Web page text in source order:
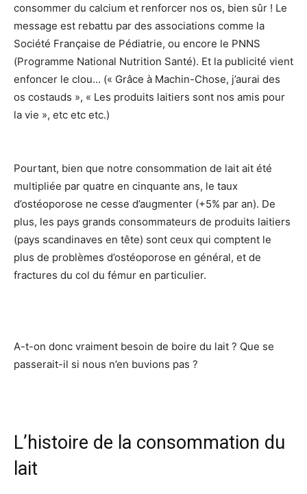
consommer du calcium et renforcer nos os, bien sûr ! Le
message est rebattu par des associations comme la
Société Française de Pédiatrie, ou encore le PNNS
(Programme National Nutrition Santé). Et la publicité vient
enfoncer le clou… (« Grâce à Machin-Chose, j’aurai des
os costauds », « Les produits laitiers sont nos amis pour
la vie », etc etc etc.)
Pourtant, bien que notre consommation de lait ait été
multipliée par quatre en cinquante ans, le taux
d’ostéoporose ne cesse d’augmenter (+5% par an). De
plus, les pays grands consommateurs de produits laitiers
(pays scandinaves en tête) sont ceux qui comptent le
plus de problèmes d’ostéoporose en général, et de
fractures du col du fémur en particulier.
A-t-on donc vraiment besoin de boire du lait ? Que se
passerait-il si nous n’en buvions pas ?
L’histoire de la consommation du
lait